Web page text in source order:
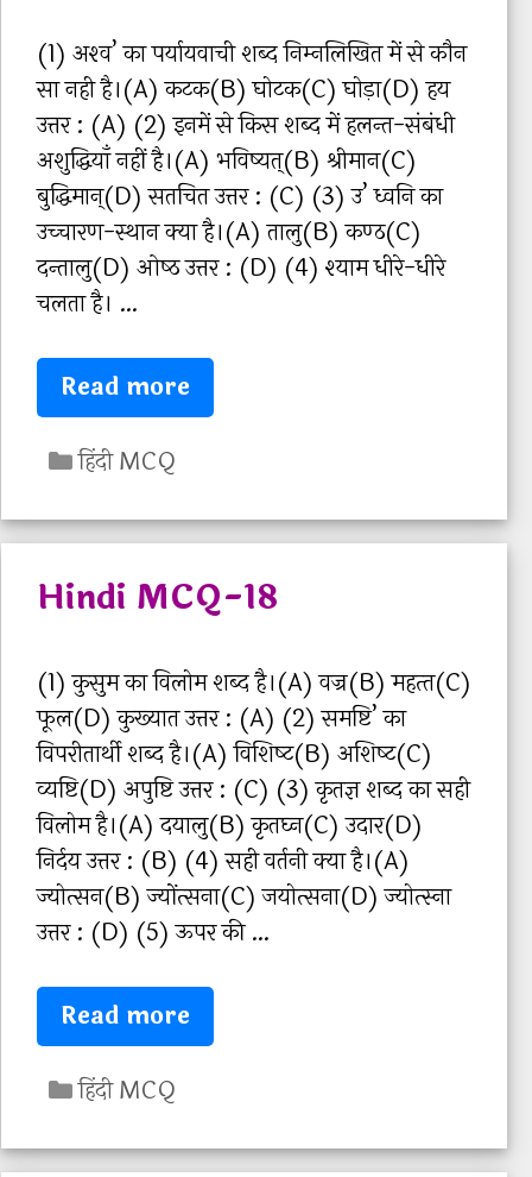
-
2
0
r
i
e
s
(1) अश्‍व’ का पर्यायवाची शब्‍द निम्‍नलिखित में से कौन
सा नही है।(A) कटक(B) घोटक(C) घोड़ा(D) हय
उत्तर : (A) (2) इनमें से किस शब्‍द में हलन्‍त-संबंधी
अशुद्धियाँ नहीं है।(A) भविष्‍यत्(B) श्रीमान(C)
बुद्धिमान्(D) सतचित उत्तर : (C) (3) उ’ ध्‍वनि का
उच्‍चारण-स्‍थान क्‍या है।(A) तालु(B) कण्‍ठ(C)
दन्‍तालु(D) ओष्‍ठ उत्तर : (D) (4) श्‍याम धीरे-धीरे
चलता है। …
Read moreH
i
i
C
-
1
9
C
t
g
r
i
e
s
हिंदी MCQ
Hindi MCQ-18
(1) कुसुम का विलोम शब्‍द है।(A) वज्र(B) महत्‍त(C)
फूल(D) कुख्‍यात उत्तर : (A) (2) समष्टि’ का
विपरीतार्थी शब्‍द है।(A) विशिष्‍ट(B) अशिष्‍ट(C)
व्‍यष्टि(D) अपुष्टि उत्तर : (C) (3) कृतज्ञ शब्‍द का सही
विलोम है।(A) दयालु(B) कृतघ्‍न(C) उदार(D)
निर्दय उत्तर : (B) (4) सही वर्तनी क्‍या है।(A)
ज्‍योत्‍सन(B) ज्‍योंत्‍सना(C) जयोत्‍सना(D) ज्‍योत्‍स्‍ना
उत्तर : (D) (5) ऊपर की …
Read moreH
i
i
C
t
हिंदी MCQ